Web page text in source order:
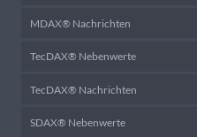
MDAX® Nachrichten
TecDAX® Nebenwerte
TecDAX® Nachrichten
SDAX® Nebenwerte